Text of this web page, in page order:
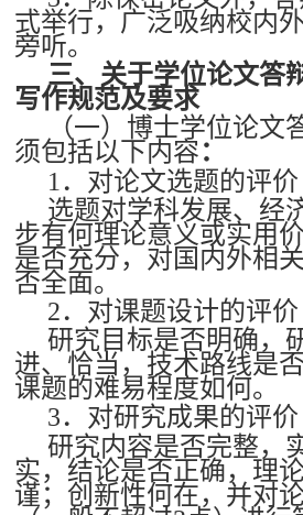
式举行，广泛吸纳校内
旁听。
三、关于学位论文答
写作规范及要求
（一）博士学位论文
须包括以下内容：
1．对论文选题的评价
选题对学科发展、经
步有何理论意义或实用
是否充分，对国内外相
否全面。
2．对课题设计的评价
研究目标是否明确，
进、恰当，技术路线是
课题的难易程度如何。
3．对研究成果的评价
研究内容是否完整，
实，结论是否正确，理
谨；创新性何在，并对